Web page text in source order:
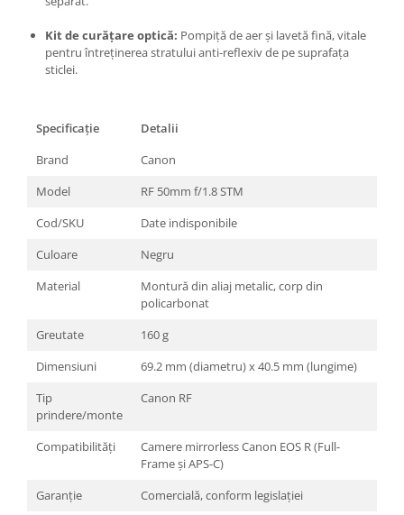
Trepiede si monopiede
Trepiede foto
Trepiede video
Trepiede pentru compacte /
webcam-uri
Monopiede foto/video
Cap trepied si monopied
Carucioare trepied (Dolly)
Placute cap trepied
Huse trepied / stativ lumini
Sina Focus pentru Macro
Accesorii trepiede si monopiede
Selfie Stick
Studio/Lumini si accesorii
Blitz-uri studio
Blitz-uri mobile, cu acumulatori
Accesorii Blitz-uri studio
Kit de curățare optică: Pompiță de aer și lavetă fină, vitale
pentru întreținerea stratului anti-reflexiv de pe suprafața
sticlei.
Specificație
Detalii
Brand
Canon
Model
RF 50mm f/1.8 STM
Cod/SKU
Date indisponibile
Culoare
Negru
Material
Montură din aliaj metalic, corp din
policarbonat
Greutate
160 g
Dimensiuni
69.2 mm (diametru) x 40.5 mm (lungime)
Tip
prindere/monte
Canon RF
Compatibilități
Camere mirrorless Canon EOS R (Full-
Frame și APS-C)
Garanție
Comercială, conform legislației